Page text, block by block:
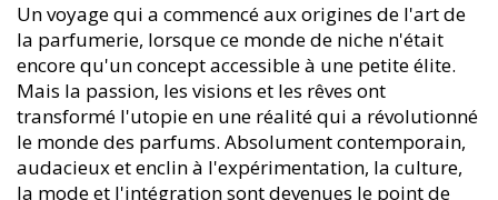
Un voyage qui a commencé aux origines de l'art de
la parfumerie, lorsque ce monde de niche n'était
encore qu'un concept accessible à une petite élite.
Mais la passion, les visions et les rêves ont
transformé l'utopie en une réalité qui a révolutionné
le monde des parfums. Absolument contemporain,
audacieux et enclin à l'expérimentation, la culture,
la mode et l'intégration sont devenues le point de